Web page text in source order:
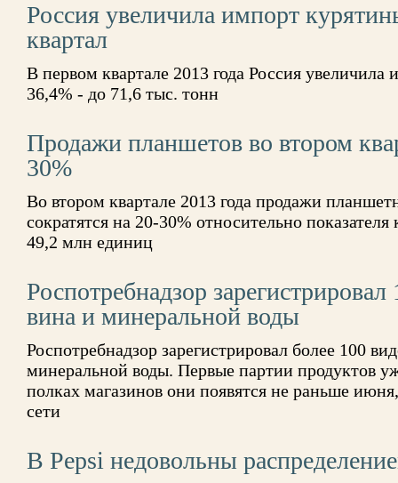
Россия увеличила импорт
квартал
В первом квартале 2013 года Россия
36,4% - до 71,6 тыс. тонн
Продажи планшетов во втором
30%
Во втором квартале 2013 года продажи
сократятся на 20-30% относительно
49,2 млн единиц
Роспотребнадзор зарегистрировал
вина и минеральной воды
Роспотребнадзор зарегистрировал более 100
минеральной воды. Первые партии продуктов
полках магазинов они появятся не раньше
сети
В Pepsi недовольны